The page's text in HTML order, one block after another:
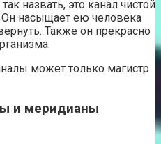
назвать, это канал чистой
Он насыщает ею человека
Также он прекрасно
может только магистр
и меридианы